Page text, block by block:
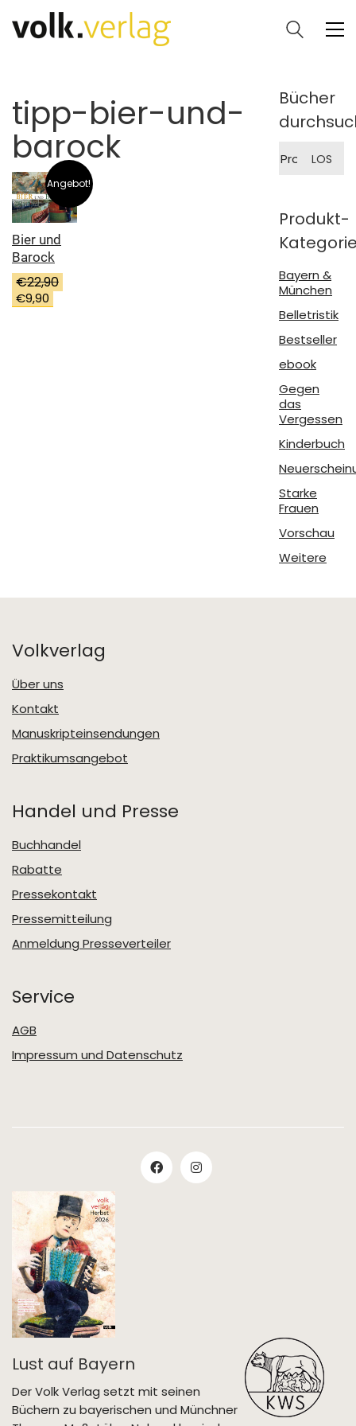
tipp-bier-und-
barock
Angebot!
Bier und
Barock
€22,90
Ursprünglicher
Preis
€9,90
Preis
Bücher
nach:
LOS
Produkt-
Bayern &
München
Belletristik
Bestseller
ebook
Gegen
das
Vergessen
Kinderbuch
Starke
Frauen
Vorschau
Weitere
Volkverlag
Über uns
Kontakt
Manuskripteinsendungen
Praktikumsangebot
Handel und Presse
Buchhandel
Rabatte
Pressekontakt
Pressemitteilung
Anmeldung Presseverteiler
Service
AGB
Impressum und Datenschutz
Lust auf Bayern
Der Volk Verlag setzt mit seinen
Büchern zu bayerischen und Münchner